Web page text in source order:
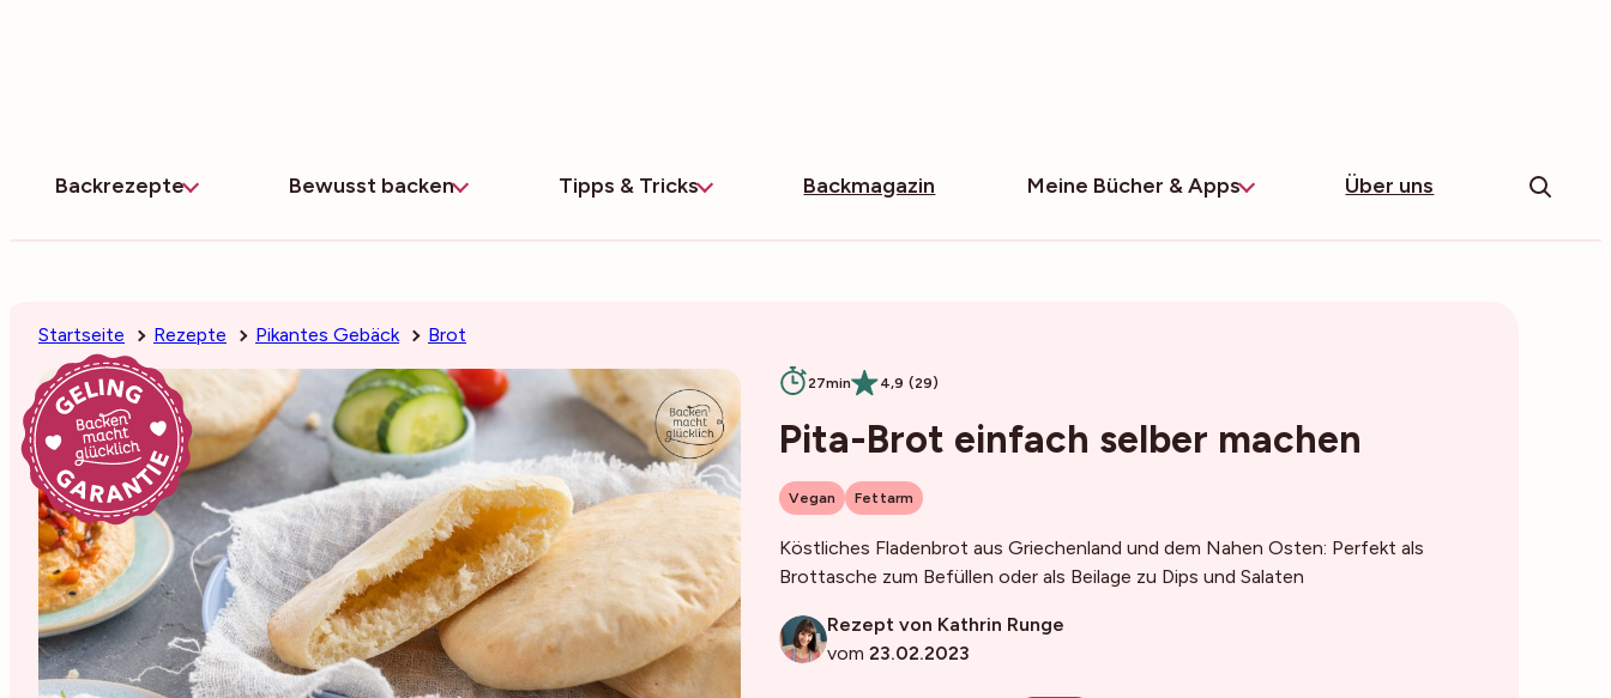
Backrezepte Bewusst backen Tipps & Tricks Backmagazin Meine Bücher & Apps Über uns
Startseite Rezepte Pikantes Gebäck Brot
27min 4,9 (29)
Pita-Brot einfach selber machen
Vegan Fettarm
Köstliches Fladenbrot aus Griechenland und dem Nahen Osten: Perfekt als
Brottasche zum Befüllen oder als Beilage zu Dips und Salaten
Rezept von Kathrin Runge
vom 23.02.2023